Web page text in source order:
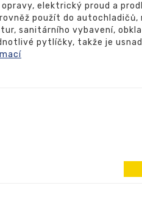
elektrický proud a
použít do
sanitárního vybavení,
pytlíčky, takže je